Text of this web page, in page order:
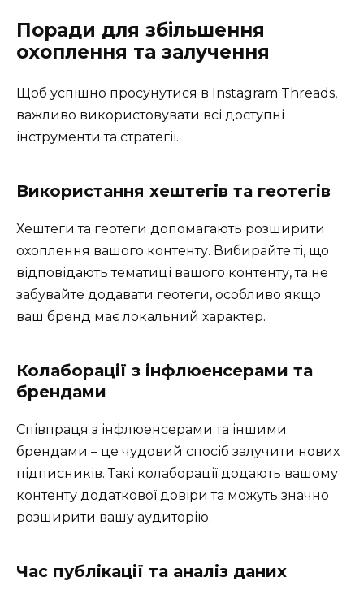
Поради для збільшення
охоплення та залучення
Щоб успішно просунутися в Instagram Threads,
важливо використовувати всі доступні
інструменти та стратегії.
Використання хештегів та геотегів
Хештеги та геотеги допомагають розширити
охоплення вашого контенту. Вибирайте ті, що
відповідають тематиці вашого контенту, та не
забувайте додавати геотеги, особливо якщо
ваш бренд має локальний характер.
Колаборації з інфлюенсерами та
брендами
Співпраця з інфлюенсерами та іншими
брендами – це чудовий спосіб залучити нових
підписників. Такі колаборації додають вашому
контенту додаткової довіри та можуть значно
розширити вашу аудиторію.
Час публікації та аналіз даних